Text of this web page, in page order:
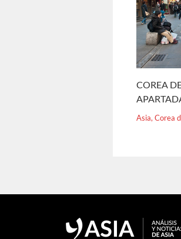
COREA
Asia, Corea